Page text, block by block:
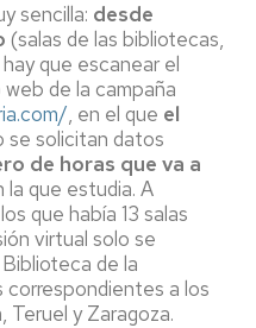
sencilla: desde
(salas de las bibliotecas,
que escanear el
de la campaña
, en el que el
se solicitan datos
de horas que va a
la que estudia. A
que había 13 salas
virtual solo se
de la
correspondientes a los
Teruel y Zaragoza.